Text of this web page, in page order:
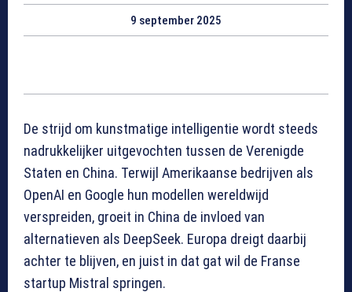
9 september 2025
De strijd om kunstmatige intelligentie wordt steeds
nadrukkelijker uitgevochten tussen de Verenigde
Staten en China. Terwijl Amerikaanse bedrijven als
OpenAI en Google hun modellen wereldwijd
verspreiden, groeit in China de invloed van
alternatieven als DeepSeek. Europa dreigt daarbij
achter te blijven, en juist in dat gat wil de Franse
startup Mistral springen.